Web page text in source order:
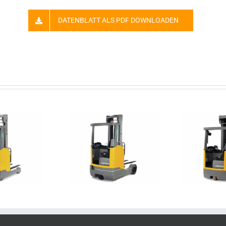
DATENBLATT ALS PDF DOWNLOADEN
C16/ C20 ETV Q20/ Q25